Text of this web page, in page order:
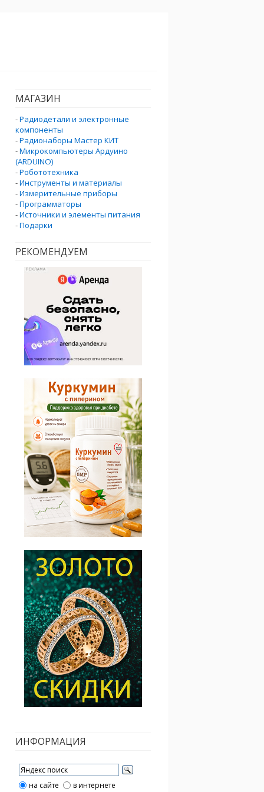
МАГАЗИН
-Радиодетали и электронные
компоненты
-Радионаборы Мастер КИТ
-Микрокомпьютеры Ардуино
(ARDUINO)
-Робототехника
-Инструменты и материалы
-Измерительные приборы
-Программаторы
-Источники и элементы питания
-Подарки
РЕКОМЕНДУЕМ
ИНФОРМАЦИЯ
на сайте в интернете